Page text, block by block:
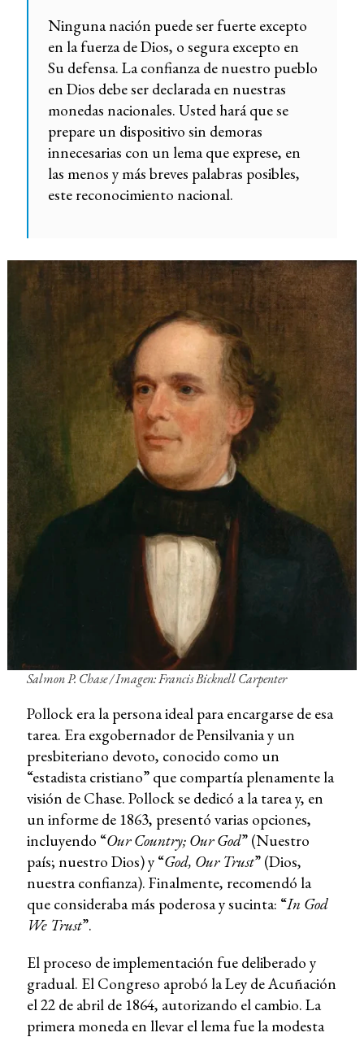
Ninguna nación puede ser fuerte excepto
en la fuerza de Dios, o segura excepto en
Su defensa. La confianza de nuestro pueblo
en Dios debe ser declarada en nuestras
monedas nacionales. Usted hará que se
prepare un dispositivo sin demoras
innecesarias con un lema que exprese, en
las menos y más breves palabras posibles,
este reconocimiento nacional.
Salmon P. Chase / Imagen: Francis Bicknell Carpenter
Pollock era la persona ideal para encargarse de esa
tarea. Era exgobernador de Pensilvania y un
presbiteriano devoto, conocido como un
“estadista cristiano” que compartía plenamente la
visión de Chase. Pollock se dedicó a la tarea y, en
un informe de 1863, presentó varias opciones,
incluyendo “Our Country; Our God” (Nuestro
país; nuestro Dios) y “God, Our Trust” (Dios,
nuestra confianza). Finalmente, recomendó la
que consideraba más poderosa y sucinta: “In God
We Trust”.
El proceso de implementación fue deliberado y
gradual. El Congreso aprobó la Ley de Acuñación
el 22 de abril de 1864, autorizando el cambio. La
primera moneda en llevar el lema fue la modesta